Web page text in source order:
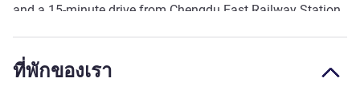
and a 15-minute drive from Chengdu East Railway Station,
facilities. The hotel is the ideal place to stay for business
ที่พักของเรา